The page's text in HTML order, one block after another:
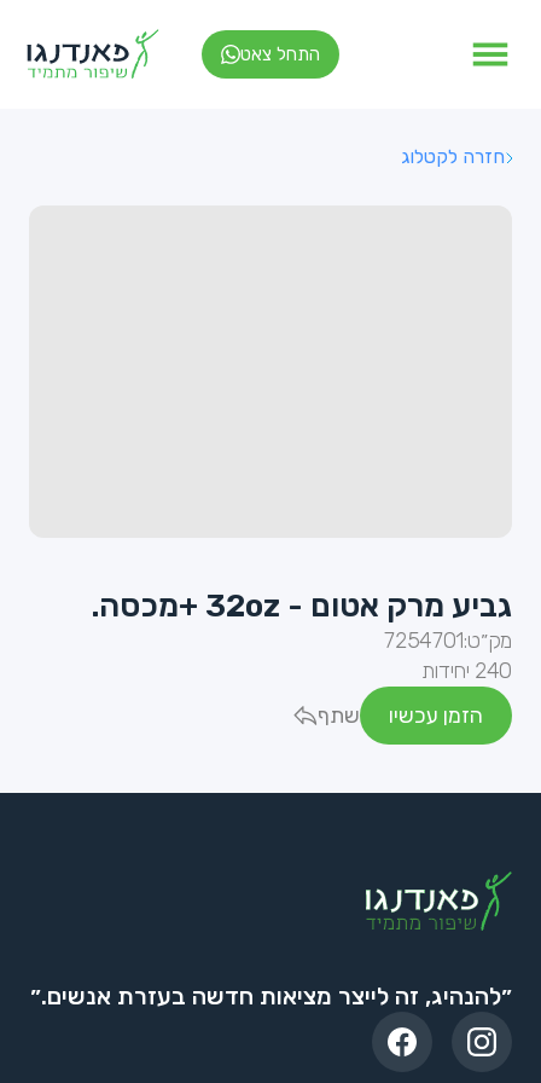
התחל צאט
חזרה לקטלוג
גביע מרק אטום - 32oz +מכסה.
מק״ט:7254701
240 יחידות
הזמן עכשיו
שתף
״להנהיג, זה לייצר מציאות חדשה בעזרת אנשים.״